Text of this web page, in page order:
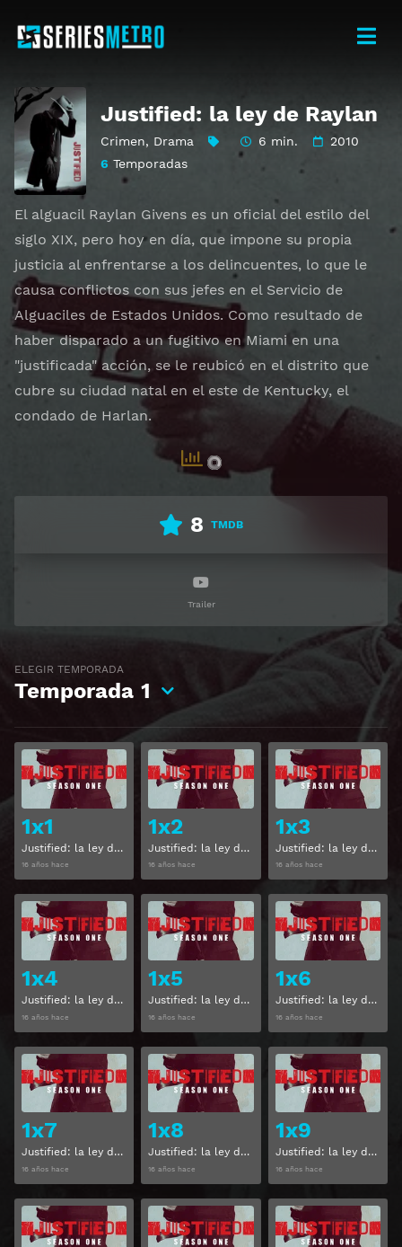
Justified: la ley de Raylan
Crimen, Drama 6 min.
2010
6 Temporadas
El alguacil Raylan Givens es un oficial del estilo del
siglo XIX, pero hoy en día, que impone su propia
justicia al enfrentarse a los delincuentes, lo que le
causa conflictos con sus jefes en el Servicio de
Alguaciles de Estados Unidos. Como resultado de
haber disparado a un fugitivo en Miami en una
"justificada" acción, se le reubicó en el distrito que
cubre su ciudad natal en el este de Kentucky, el
condado de Harlan.
8 TMDB
Trailer
ELEGIR TEMPORADA
Temporada 1
1x1
Justified: la ley de Raylan Temporada 1 Capitulo 1
16 años hace
Ver
1x2
Justified: la ley de Raylan Temporada 1 Capitulo 2
16 años hace
Ver
1x3
Justified: la ley de Raylan Temporada 1 Capitulo 3
16 años hace
1x4
Justified: la ley de Raylan Temporada 1 Capitulo 4
16 años hace
Ver
1x5
Justified: la ley de Raylan Temporada 1 Capitulo 5
16 años hace
Ver
1x6
Justified: la ley de Raylan Temporada 1 Capitulo 6
16 años hace
1x7
Justified: la ley de Raylan Temporada 1 Capitulo 7
16 años hace
Ver
1x8
Justified: la ley de Raylan Temporada 1 Capitulo 8
16 años hace
Ver
1x9
Justified: la ley de Raylan Temporada 1 Capitulo 9
16 años hace
Ver Ver